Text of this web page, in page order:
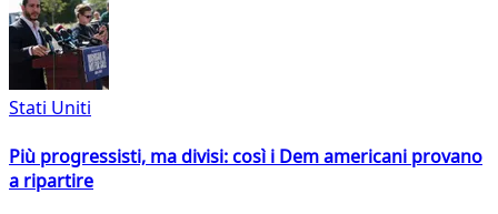
Stati Uniti
Più progressisti, ma divisi: così i Dem americani provano
a ripartire